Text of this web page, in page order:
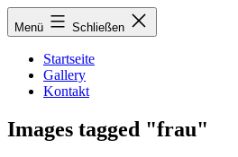
Zum
Inhalt
Menü Schließen
Startseite
Gallery
Kontakt
Images tagged "frau"